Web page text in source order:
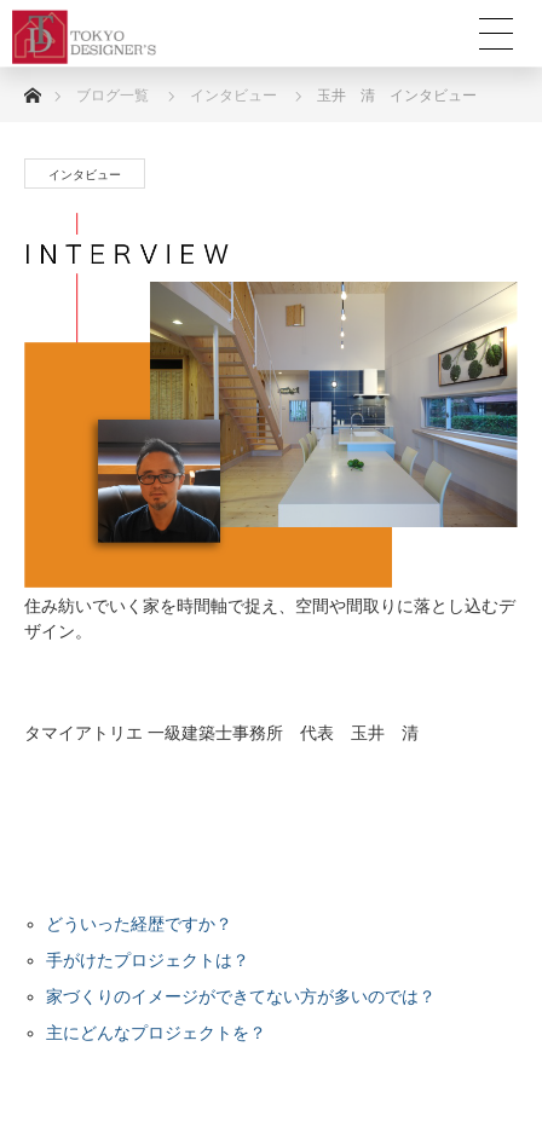
ホームブログ一覧 インタビュー 玉井 清 インタビュー
インタビュー
住み紡いでいく家を時間軸で捉え、空間や間取りに落とし込むデ
ザイン。
タマイアトリエ 一級建築士事務所 代表 玉井 清
どういった経歴ですか？
手がけたプロジェクトは？
家づくりのイメージができてない方が多いのでは？
主にどんなプロジェクトを？